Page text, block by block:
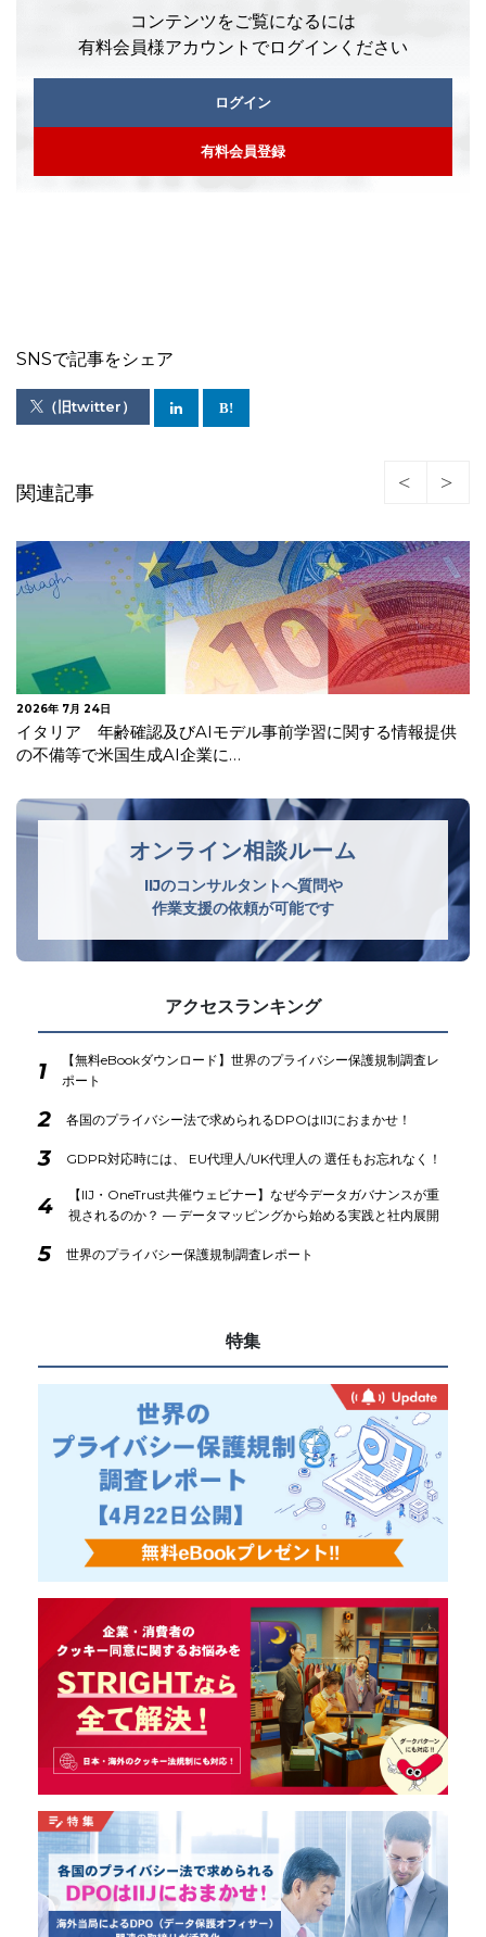
コンテンツをご覧になるには
有料会員様アカウントでログインください
ログイン
有料会員登録
SNSで記事をシェア
（旧twitter）
関連記事
2026年 7月 24日
イタリア 年齢確認及びAIモデル事前学習に関する情報提供
の不備等で米国生成AI企業に…
オンライン相談ルーム
IIJのコンサルタントへ質問や
作業支援の依頼が可能です
アクセスランキング
1
【無料eBookダウンロード】世界のプライバシー保護規制調査レ
ポート
2 各国のプライバシー法で求められるDPOはIIJにおまかせ！
3 GDPR対応時には、 EU代理人/UK代理人の 選任もお忘れなく！
4
【IIJ・OneTrust共催ウェビナー】なぜ今データガバナンスが重
視されるのか？ ― データマッピングから始める実践と社内展開
5 世界のプライバシー保護規制調査レポート
特集